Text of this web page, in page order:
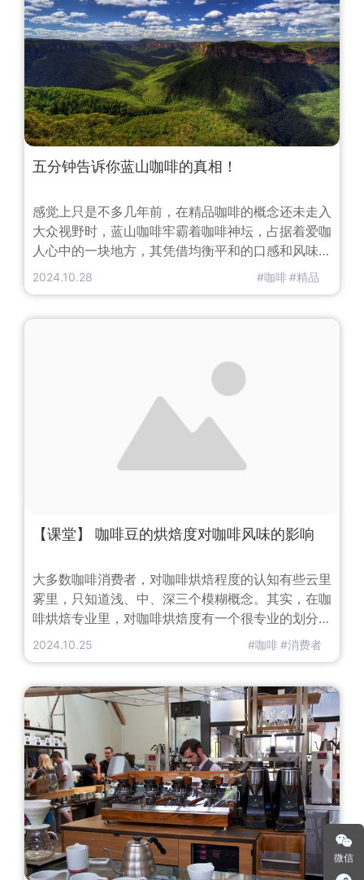
五分钟告诉你蓝山咖啡的真相！
感觉上只是不多几年前，在精品咖啡的概念还未走入
大众视野时，蓝山咖啡牢霸着咖啡神坛，占据着爱咖
人心中的一块地方，其凭借均衡平和的口感和风味赢
着大众尊重。虽然，据听说日本几乎垄断了蓝山咖
着怎么的身份地位。1728年，牙买加
2024.10.28 #咖啡#精品
【课堂】 咖啡豆的烘焙度对咖啡风味的影响
大多数咖啡消费者，对咖啡烘焙程度的认知有些云里
雾里，只知道浅、中、深三个模糊概念。其实，在咖
啡烘焙专业里，对咖啡烘焙度有一个很专业的划分，
同一种咖啡，在不同的烘焙度下的风味展现是有很大
度，有的适合较深的烘焙度。 因此，咖啡烘焙其实
是将咖啡生豆本身具有的风味物质，通过烘焙的方
式，将其开发展现出来。一般来说，同一
2024.10.25 #咖啡#消费者
微信